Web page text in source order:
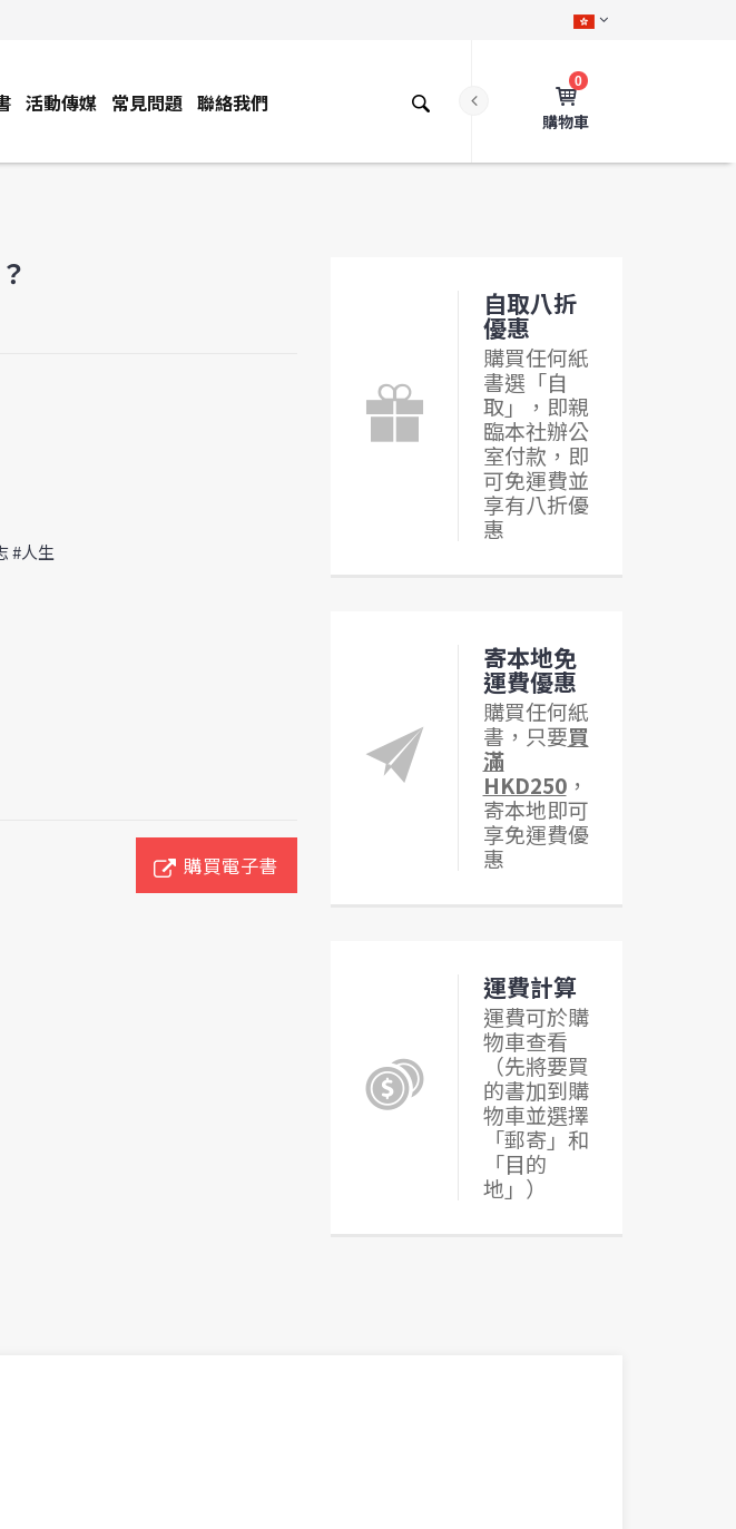
0
購物車
活動傳媒 常見問題 聯絡我們
#人生
購買電子書
自取八折
優惠
購買任何紙
書選「自
取」，即親
臨本社辦公
室付款，即
可免運費並
享有八折優
惠
寄本地免
運費優惠
購買任何紙
書，只要買
滿
HKD250，
寄本地即可
享免運費優
惠
運費計算
運費可於購
物車查看
（先將要買
的書加到購
物車並選擇
「郵寄」和
「目的
地」）